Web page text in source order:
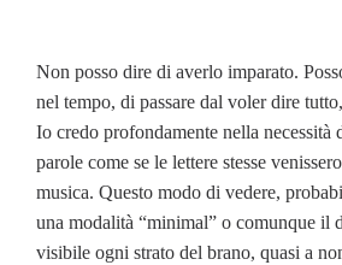
Non posso dire di averlo imparato.
nel tempo, di passare dal voler dire
Io credo profondamente nella necessità
parole come se le lettere stesse
musica. Questo modo di vedere,
una modalità “minimal” o comunque il
visibile ogni strato del brano, quasi a